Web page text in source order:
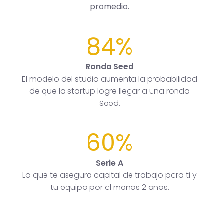
promedio.
84%
Ronda Seed
El modelo del studio aumenta la probabilidad
de que la startup logre llegar a una ronda
Seed.
60%
Serie A
Lo que te asegura capital de trabajo para ti y
tu equipo por al menos 2 años.